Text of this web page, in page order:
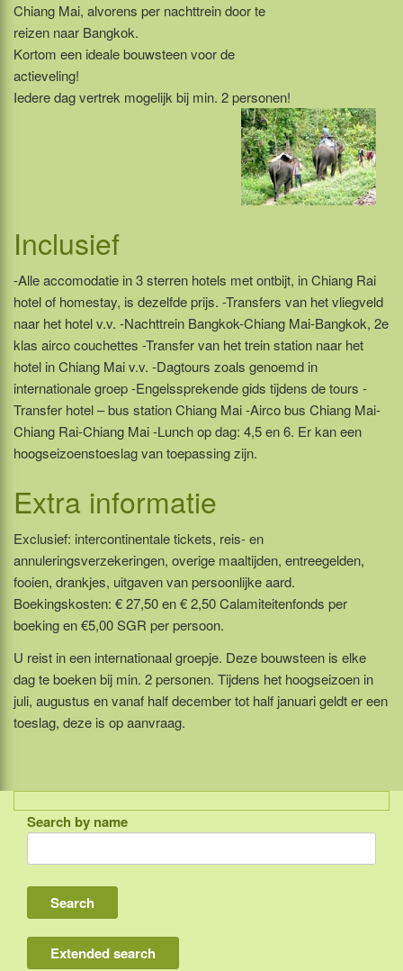
Chiang Mai, alvorens per nachttrein door te
reizen naar Bangkok.
Kortom een ideale bouwsteen voor de
actieveling!
Iedere dag vertrek mogelijk bij min. 2 personen!
Inclusief
-Alle accomodatie in 3 sterren hotels met ontbijt, in Chiang Rai
hotel of homestay, is dezelfde prijs. -Transfers van het vliegveld
naar het hotel v.v. -Nachttrein Bangkok-Chiang Mai-Bangkok, 2e
klas airco couchettes -Transfer van het trein station naar het
hotel in Chiang Mai v.v. -Dagtours zoals genoemd in
internationale groep -Engelssprekende gids tijdens de tours -
Transfer hotel – bus station Chiang Mai -Airco bus Chiang Mai-
Chiang Rai-Chiang Mai -Lunch op dag: 4,5 en 6. Er kan een
hoogseizoenstoeslag van toepassing zijn.
Extra informatie
Exclusief: intercontinentale tickets, reis- en
annuleringsverzekeringen, overige maaltijden, entreegelden,
fooien, drankjes, uitgaven van persoonlijke aard.
Boekingskosten: € 27,50 en € 2,50 Calamiteitenfonds per
boeking en €5,00 SGR per persoon.
U reist in een internationaal groepje. Deze bouwsteen is elke
dag te boeken bij min. 2 personen. Tijdens het hoogseizoen in
juli, augustus en vanaf half december tot half januari geldt er een
toeslag, deze is op aanvraag.
Indonesia
Bali
Lombok
Flores & Komodo
Other Sunda islands
Search by name
Extended search